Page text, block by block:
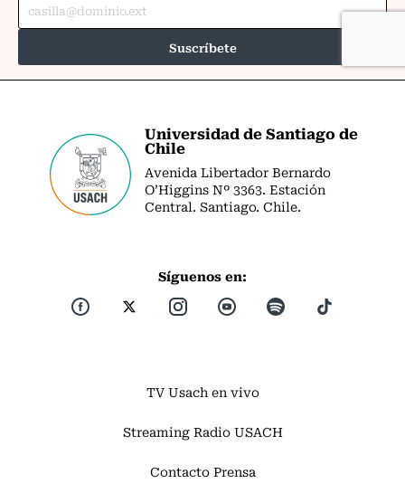
Universidad de Santiago de
Chile
Avenida Libertador Bernardo
O’Higgins Nº 3363. Estación
Central. Santiago. Chile.
Síguenos en:
TV Usach en vivo
Streaming Radio USACH
Contacto Prensa